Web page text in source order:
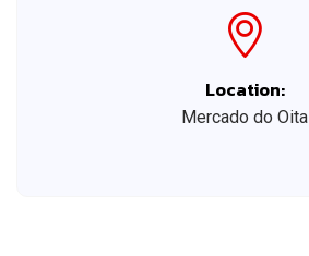
Location:
Mercado do Oita